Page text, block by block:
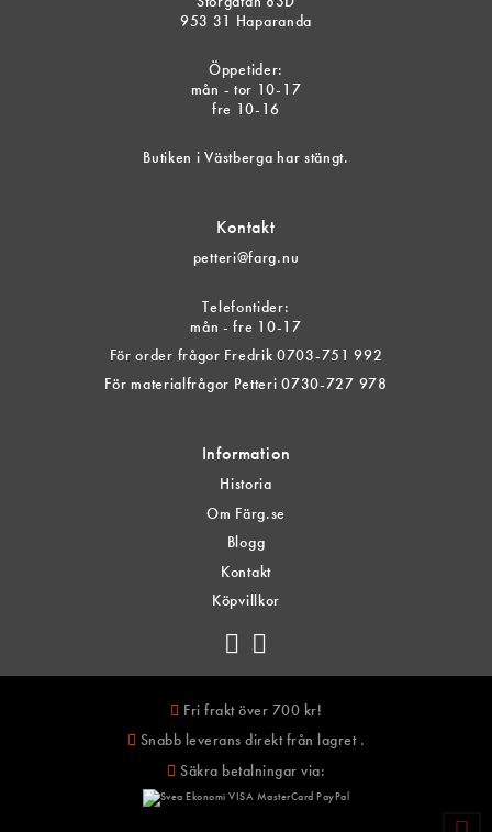
953 31 Haparanda
Öppetider:
mån - tor 10-17
fre 10-16
Butiken i Västberga har stängt.
Kontakt
petteri@farg.nu
Telefontider:
mån - fre 10-17
För order frågor Fredrik 0703-751 992
För materialfrågor Petteri 0730-727 978
Information
Historia
Om Färg.se
Blogg
Kontakt
Köpvillkor
Fri frakt över 700 kr!
Snabb leverans direkt från lagret .
Säkra betalningar via: